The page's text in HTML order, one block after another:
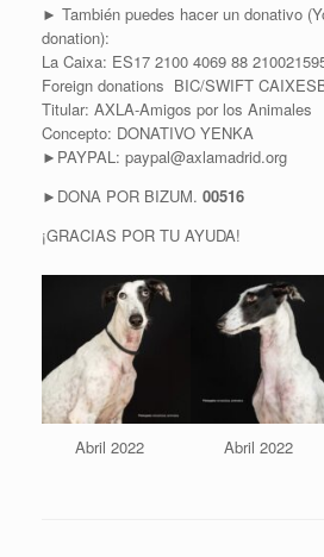
► También puedes hacer un donativo
donation):
La Caixa: ES17 2100 4069 88
Foreign donations BIC/SWIFT
Titular: AXLA-Amigos por los Animales
Concepto: DONATIVO YENKA
►PAYPAL: paypal@axlamadrid.org
►DONA POR BIZUM. 00516
¡GRACIAS POR TU AYUDA!
Abril 2022 Abril 2022